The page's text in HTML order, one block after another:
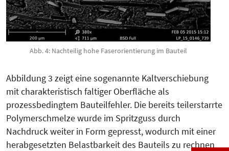
Abb. 4: Nachteilig hohe Faserorientierung im Bauteil
Abbildung 3 zeigt eine sogenannte Kalt­verschiebung
mit charakteristisch fal­tiger Oberfläche als
prozessbeding­tem Bauteilfehler. Die bereits teilerstarrte
Polymer­schmelze wurde im Spritzguss durch
Nachdruck weiter in Form gepresst, wodurch mit einer
herabgesetz­ten Belastbarkeit des Bau­teils zu rech­nen